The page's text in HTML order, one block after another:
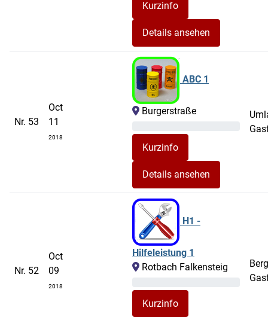
Details ansehen
Nr. 53
Oct
11
2018
ABC 1
Burgerstraße
Details ansehen
Nr. 52
Oct
09
2018
H1 -
Hilfeleistung 1
Rotbach Falkensteig